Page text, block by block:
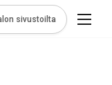
sivustoilta